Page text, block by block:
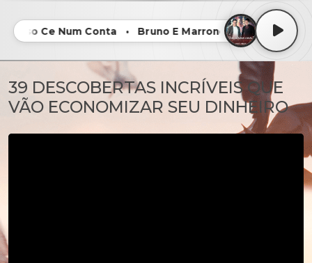
- Isso Ce Num Conta • Bruno E Marrone - Isso Ce Num
39 DESCOBERTAS INCRÍVEIS QUE
VÃO ECONOMIZAR SEU DINHEIRO